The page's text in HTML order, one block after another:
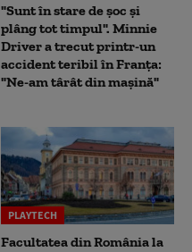
"Sunt în stare de șoc și
plâng tot timpul". Minnie
Driver a trecut printr-un
accident teribil în Franța:
"Ne-am târât din mașină"
PLAYTECH
Facultatea din România la